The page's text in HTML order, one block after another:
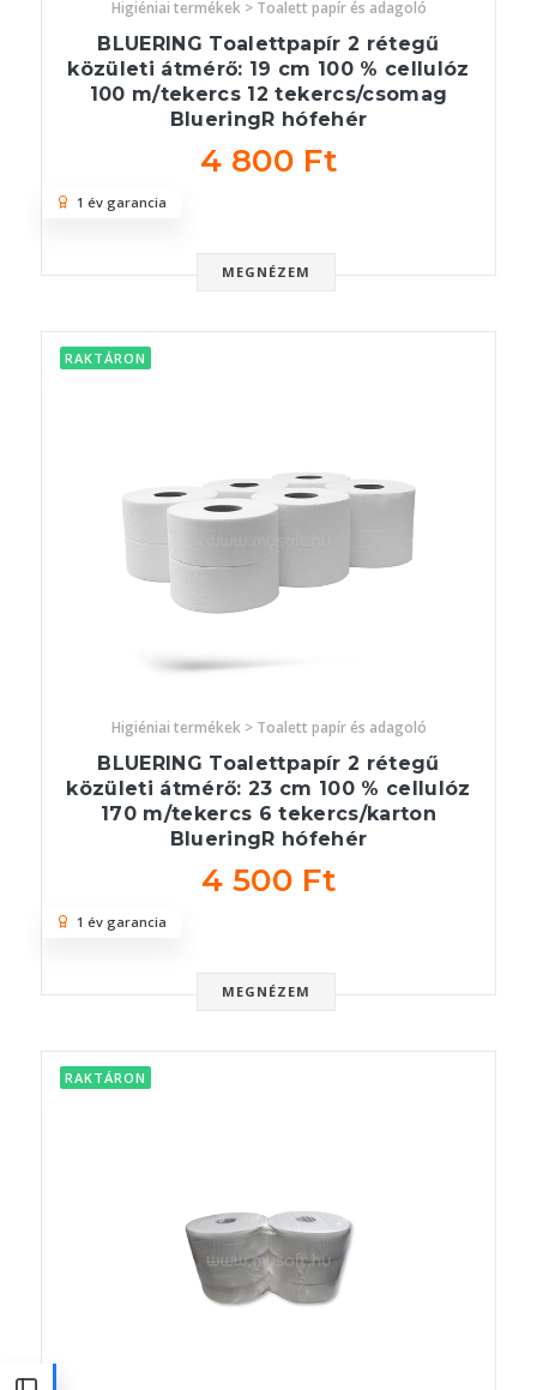
Higiéniai termékek > Toalett papír és adagoló
BLUERING Toalettpapír 2 rétegű
közületi átmérő: 19 cm 100 % cellulóz
100 m/tekercs 12 tekercs/csomag
BlueringR hófehér
4 800 Ft
MEGNÉZEM
1 év garancia
RAKTÁRON
Higiéniai termékek > Toalett papír és adagoló
BLUERING Toalettpapír 2 rétegű
közületi átmérő: 23 cm 100 % cellulóz
170 m/tekercs 6 tekercs/karton
BlueringR hófehér
4 500 Ft
MEGNÉZEM
1 év garancia
RAKTÁRON